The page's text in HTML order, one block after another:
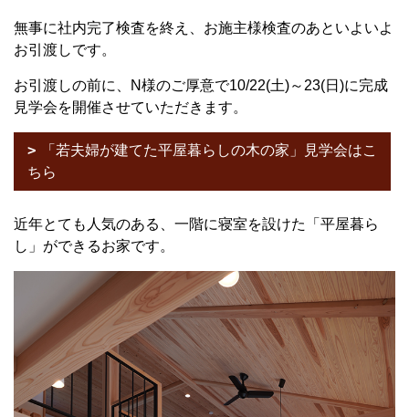
無事に社内完了検査を終え、お施主様検査のあといよいよ
お引渡しです。
お引渡しの前に、 N様のご厚意で10/22(土)～ 23(日 )に完成
見学会を開催させていただきます。
「若夫婦が建てた平屋暮らしの木の家」見学会はこ
ちら
近年とても人気のある、一階に寝室を設けた「平屋暮ら
し」ができるお家です。